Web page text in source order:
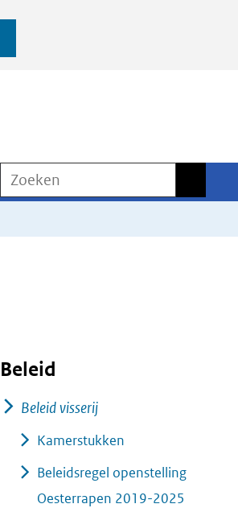
Zoeken
Beleid
Beleid visserij
Kamerstukken
Beleidsregel openstelling
Oesterrapen 2019-2025